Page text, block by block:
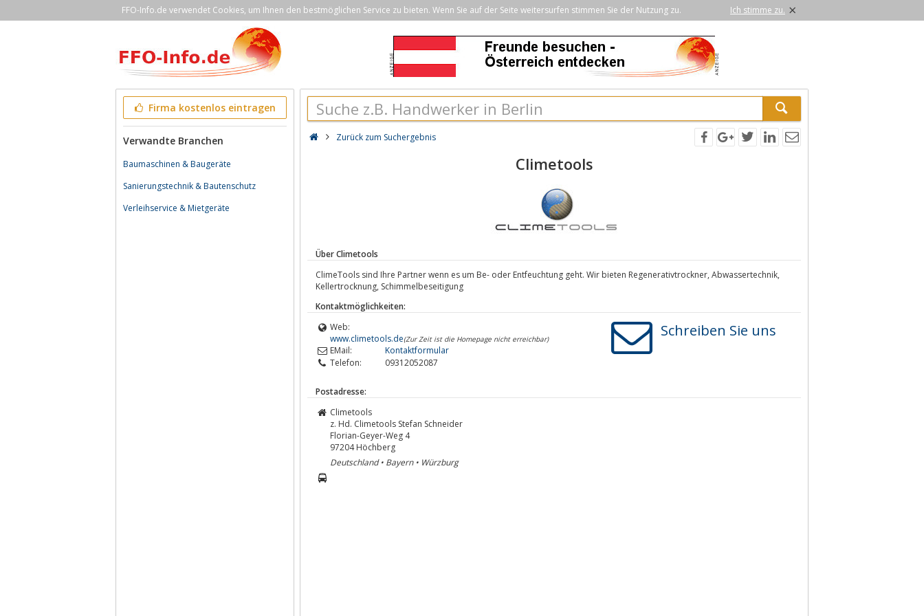
FFO-Info.de verwendet Cookies, um Ihnen den bestmöglichen Service zu bieten. Wenn Sie auf der Seite weitersurfen stimmen Sie der Nutzung zu. Ich stimme zu. ×
Firma kostenlos eintragen
Verwandte Branchen
Baumaschinen & Baugeräte
Sanierungstechnik & Bautenschutz
Verleihservice & Mietgeräte
Zurück zum Suchergebnis
Climetools
Über Climetools
ClimeTools sind Ihre Partner wenn es um Be- oder Entfeuchtung geht. Wir bieten Regenerativtrockner, Abwassertechnik,
Kellertrocknung, Schimmelbeseitigung
Kontaktmöglichkeiten:
Web:
www.climetools.de(Zur Zeit ist die Homepage nicht erreichbar)
EMail:
Kontaktformular
Telefon:
09312052087
Schreiben Sie uns
Postadresse:
Climetools
z. Hd. Climetools Stefan Schneider
Florian-Geyer-Weg 4
97204 Höchberg
Deutschland • Bayern • Würzburg